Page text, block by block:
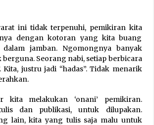
ini tidak terpenuhi, pemikiran kita
dengan kotoran yang kita buang
jamban. Ngomongnya banyak
berguna. Seorang nabi, setiap berbicara
Kita, justru jadi “hadas”. Tidak menarik
kita melakukan ‘onani’ pemikiran.
dan publikasi, untuk dilupakan.
lain, kita yang tulis saja malu untuk